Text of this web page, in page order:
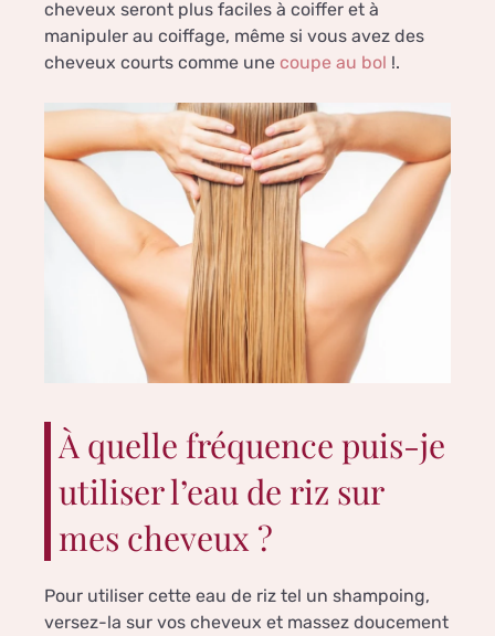
cheveux seront plus faciles à coiffer et à
manipuler au coiffage, même si vous avez des
cheveux courts comme une coupe au bol !.
À quelle fréquence puis-je
utiliser l’eau de riz sur
mes cheveux ?
Pour utiliser cette eau de riz tel un shampoing,
versez-la sur vos cheveux et massez doucement